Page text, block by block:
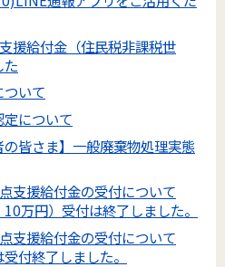
援給付金（住民税非課税世
た
いて
について
の皆さま】一般廃棄物処理実態
援給付金の受付について
万円）受付は終了しました。
援給付金の受付について
付終了しました。